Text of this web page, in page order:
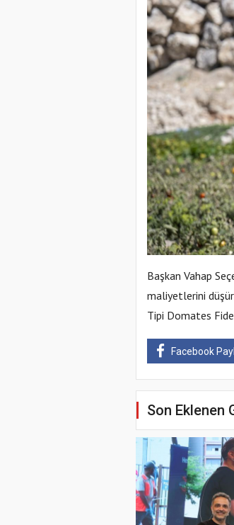
Başkan Vahap
maliyetlerini
Tipi Domates
Facebook
Son Eklenen